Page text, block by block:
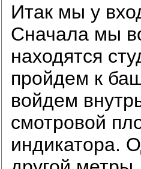
Итак мы у
Сначала мы
находятся
пройдем к
войдем
смотровой
индикатора.